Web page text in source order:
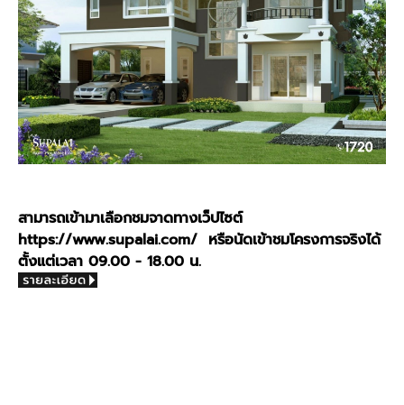
สามารถเข้ามาเลือกชมจาดทางเว็ปไซต์
https://www.supalai.com/ หรือนัดเข้าชมโครงการจริงได้
ตั้งแต่เวลา 09.00 - 18.00 น.